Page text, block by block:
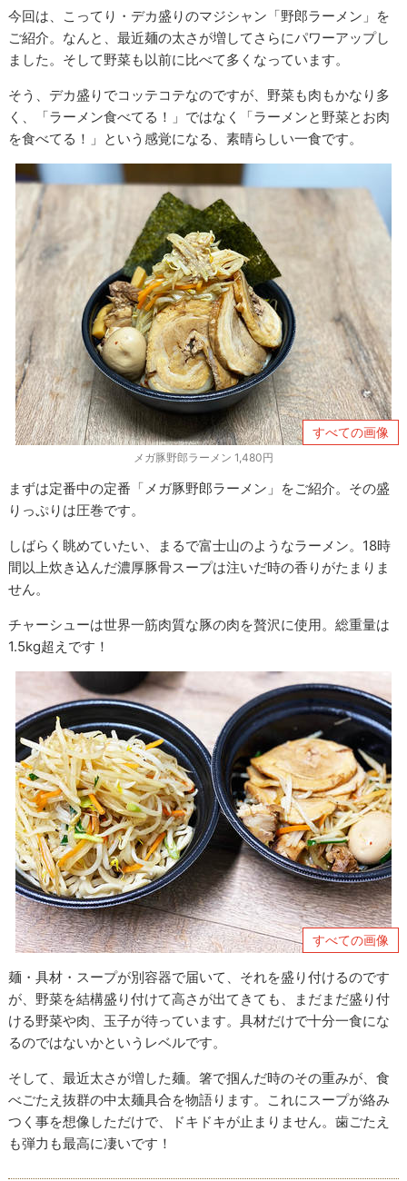
今回は、こってり・デカ盛りのマジシャン「野郎ラーメン」を
ご紹介。なんと、最近麺の太さが増してさらにパワーアップし
ました。そして野菜も以前に比べて多くなっています。
そう、デカ盛りでコッテコテなのですが、野菜も肉もかなり多
く、「ラーメン食べてる！」ではなく「ラーメンと野菜とお肉
を食べてる！」という感覚になる、素晴らしい一食です。
すべての画像
メガ豚野郎ラーメン 1,480円
まずは定番中の定番「メガ豚野郎ラーメン」をご紹介。その盛
りっぷりは圧巻です。
しばらく眺めていたい、まるで富士山のようなラーメン。18時
間以上炊き込んだ濃厚豚骨スープは注いだ時の香りがたまりま
せん。
チャーシューは世界一筋肉質な豚の肉を贅沢に使用。総重量は
1.5kg超えです！
すべての画像
麺・具材・スープが別容器で届いて、それを盛り付けるのです
が、野菜を結構盛り付けて高さが出てきても、まだまだ盛り付
ける野菜や肉、玉子が待っています。具材だけで十分一食にな
るのではないかというレベルです。
そして、最近太さが増した麺。箸で掴んだ時のその重みが、食
べごたえ抜群の中太麺具合を物語ります。これにスープが絡み
つく事を想像しただけで、ドキドキが止まりません。歯ごたえ
も弾力も最高に凄いです！